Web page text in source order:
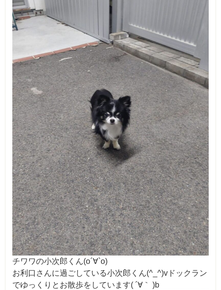
チワワの小次郎くん(о´∀`о)
お利口さんに過ごしている小次郎くん(^_^)vドックラン
でゆっくりとお散歩をしています( ´∀｀ )b